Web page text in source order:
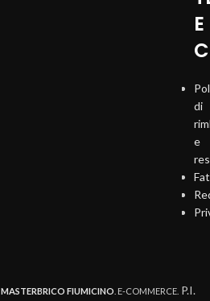
E
di
e
MASTERBRICO FIUMICINO . E-COMMERCE. P.I.